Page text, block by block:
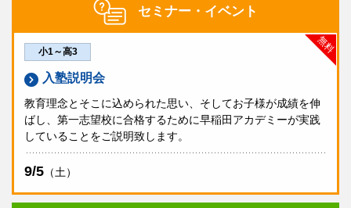
ご不明な点がございましたら、
早稲田アカデミー 船橋校
申込締切
お申し込み受付は終了致しました。
ホームページでの申込受付終了後に受験をご希望される方は、
早稲田アカデミー 船橋校へご連絡ください。
セミナー・イベント
無料
小1～高3
入塾説明会
教育理念とそこに込められた思い、そしてお子様が成績を伸
ばし、第一志望校に合格するために早稲田アカデミーが実践
していることをご説明致します。
9/5 （土）